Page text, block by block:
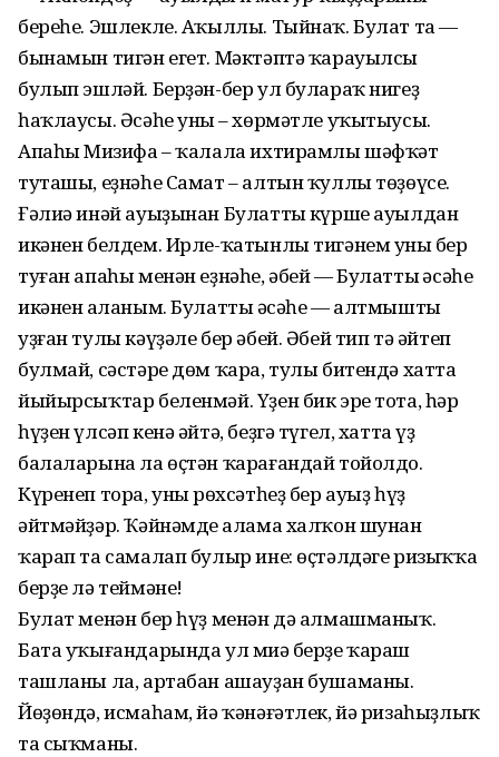
береһе. Эшлекле. Аҡыллы. Тыйнаҡ. Булат та —
бынамын тигән егет. Мәктәптә ҡарауылсы
булып эшләй. Берҙән-бер ул булараҡ нигеҙ
һаҡлаусы. Әсәһе уның – хөрмәтле уҡытыусы.
Апаһы Миңзифа – ҡалала ихтирамлы шәфҡәт
туташы, еҙнәһе Самат – алтын ҡуллы төҙөүсе.
Ғәлиә инәй ауыҙынан Булаттың күрше ауылдан
икәнен белдем. Ирле-ҡатынлы тигәнем уның бер
туған апаһы менән еҙнәһе, әбей — Булаттың әсәһе
икәнен аңланым. Булаттың әсәһе — алтмышты
уҙған тулы кәүҙәле бер әбей. Әбей тип тә әйтеп
булмай, сәстәре дөм ҡара, тулы битендә хатта
йыйырсыҡтар беленмәй. Үҙен бик эре тота, һәр
һүҙен үлсәп кенә әйтә, беҙгә түгел, хатта үҙ
балаларына ла өҫтән ҡарағандай тойолдо.
Күренеп тора, уның рөхсәтһеҙ бер ауыҙ һүҙ
әйтмәйҙәр. Ҡәйнәмдең алама халҡон шунан
ҡарап та самалап булыр ине: өҫтәлдәге ризыҡҡа
берҙе лә теймәне!
Булат менән бер һүҙ менән дә алмашманыҡ.
Бата уҡығандарында ул миңә берҙе ҡараш
ташланы ла, артабан ашауҙан бушаманы.
Йөҙөндә, исмаһам, йә ҡәнәғәтлек, йә ризаһыҙлыҡ
та сыҡманы.